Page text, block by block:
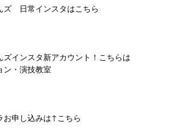
ズ 日常インスタはこちら
ズインスタ新アカウント！こちらは
ン・演技教室
お申し込みは↑こちら